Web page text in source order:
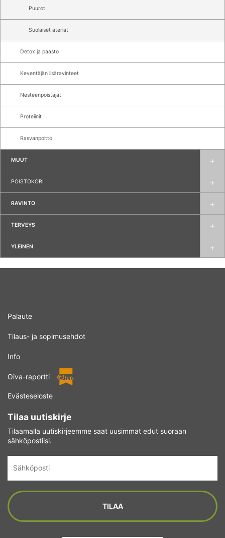
Puurot
Suolaiset ateriat
Detox ja paasto
Keventäjän lisäravinteet
Nesteenpoistajat
Proteiinit
Rasvanpoltto
MUUT
POISTOKORI
RAVINTO
TERVEYS
YLEINEN
Palaute
Tilaus- ja sopimusehdot
Info
Oiva-raportti
Evästeseloste
Tilaa uutiskirje
Tilaamalla uutiskirjeemme saat uusimmat edut suoraan
sähköpostiisi.